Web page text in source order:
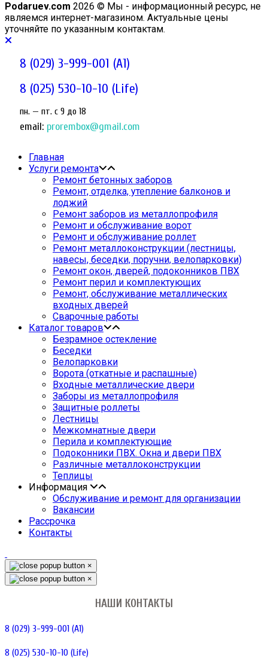
Podaruev.com 2026 © Мы - информационный ресурс, не
являемся интернет-магазином. Актуальные цены
уточняйте по указанным контактам.
8 (029) 3-999-001 (A1)
8 (025) 530-10-10 (Life)
пн. — пт. c 9 до 18
email: prorembox@gmail.com
Главная
Услуги ремонта
Ремонт бетонных заборов
Ремонт, отделка, утепление балконов и
лоджий
Ремонт заборов из металлопрофиля
Ремонт и обслуживание ворот
Ремонт и обслуживание роллет
Ремонт металлоконструкции (лестницы,
навесы, беседки, поручни, велопарковки)
Ремонт окон, дверей, подоконников ПВХ
Ремонт перил и комплектующих
Ремонт, обслуживание металлических
входных дверей
Сварочные работы
Каталог товаров
Безрамное остекление
Беседки
Велопарковки
Ворота (откатные и распашные)
Входные металлические двери
Заборы из металлопрофиля
Защитные роллеты
Лестницы
Межкомнатные двери
Перила и комплектующие
Подоконники ПВХ. Окна и двери ПВХ
Различные металлоконструкции
Теплицы
Информация
Обслуживание и ремонт для организации
Вакансии
Рассрочка
Контакты
×
×
НАШИ КОНТАКТЫ
8 (029) 3-999-001 (A1)
8 (025) 530-10-10 (Life)